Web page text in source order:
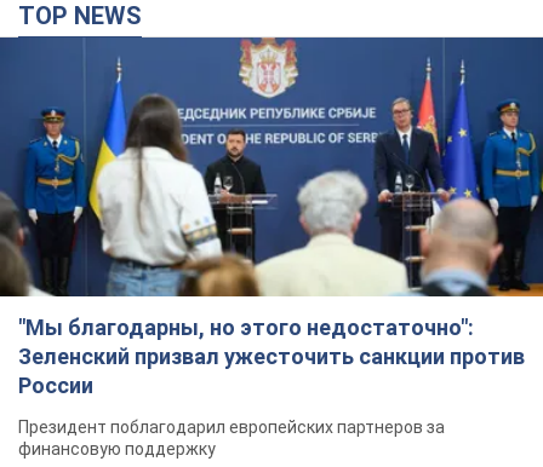
TOP NEWS
"Мы благодарны, но этого недостаточно":
Зеленский призвал ужесточить санкции против
России
Президент поблагодарил европейских партнеров за
финансовую поддержку